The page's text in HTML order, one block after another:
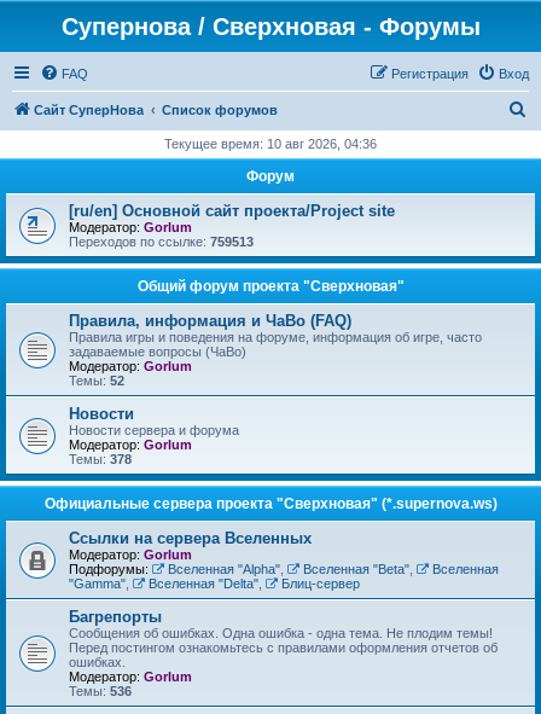
Супернова / Сверхновая - Форумы
FAQ Вход
Регистрация
Сайт СуперНова Список форумов
с
Текущее время: 10 авг 2026, 04:36
Форум
[ru/en] Основной сайт проекта/Project site
Модератор: Gorlum
Переходов по ссылке: 759513
Общий форум проекта "Сверхновая"
Правила, информация и ЧаВо (FAQ)
Правила игры и поведения на форуме, информация об игре, часто
задаваемые вопросы (ЧаВо)
Модератор: Gorlum
Темы: 52
Новости
Новости сервера и форума
Модератор: Gorlum
Темы: 378
Официальные сервера проекта "Сверхновая" (*.supernova.ws)
Ссылки на сервера Вселенных
Модератор: Gorlum
Подфорумы:
Вселенная "Alpha", Вселенная "Beta",
Вселенная
"Gamma"
Вселенная "Delta", Блиц-сервер
Багрепорты
Сообщения об ошибках. Одна ошибка - одна тема. Не плодим темы!
Перед постингом ознакомьтесь с правилами оформления отчетов об
ошибках.
Модератор: Gorlum
Темы: 536